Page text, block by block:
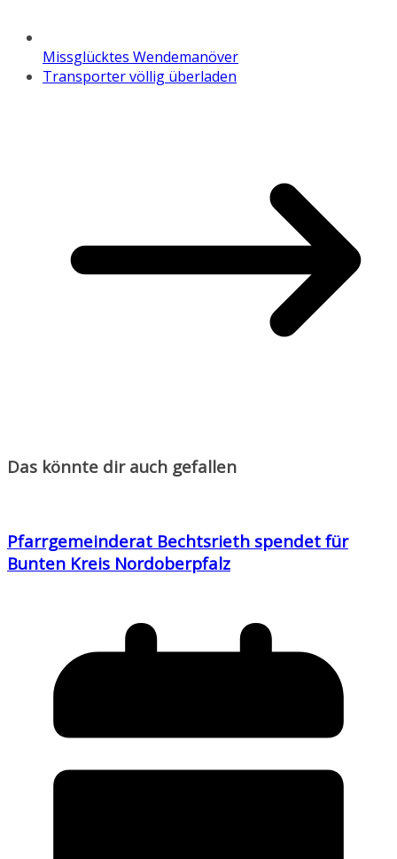
Missglücktes Wendemanöver
Transporter völlig überladen
Das könnte dir auch gefallen
Pfarrgemeinderat Bechtsrieth spendet für
Bunten Kreis Nordoberpfalz